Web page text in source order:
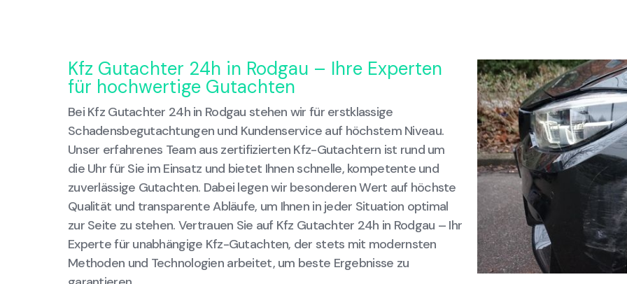
Kfz Gutachter 24h in Rodgau – Ihre Experten
für hochwertige Gutachten
Bei Kfz Gutachter 24h in Rodgau stehen wir für erstklassige
Schadensbegutachtungen und Kundenservice auf höchstem Niveau.
Unser erfahrenes Team aus zertifizierten Kfz-Gutachtern ist rund um
die Uhr für Sie im Einsatz und bietet Ihnen schnelle, kompetente und
zuverlässige Gutachten. Dabei legen wir besonderen Wert auf höchste
Qualität und transparente Abläufe, um Ihnen in jeder Situation optimal
zur Seite zu stehen. Vertrauen Sie auf Kfz Gutachter 24h in Rodgau – Ihr
Experte für unabhängige Kfz-Gutachten, der stets mit modernsten
Methoden und Technologien arbeitet, um beste Ergebnisse zu